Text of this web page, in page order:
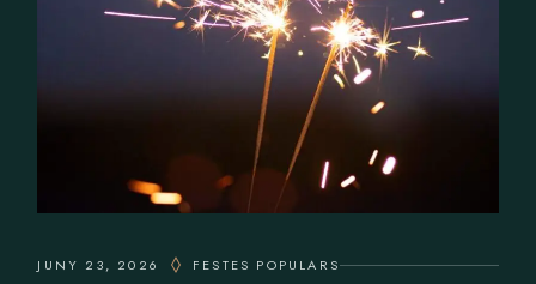
JUNY 23, 2026 FESTES POPULARS